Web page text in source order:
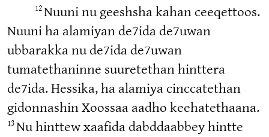
12Nuuni nu geeshsha kahan ceeqettoos.
Nuuni ha alamiyan de7ida de7uwan
ubbarakka nu de7ida de7uwan
tumatethaninne suuretethan hinttera
de7ida. Hessika, ha alamiya cinccatethan
gidonnashin Xoossaa aadho keehatethaana.
13Nu hinttew xaafida dabddaabbey hintte